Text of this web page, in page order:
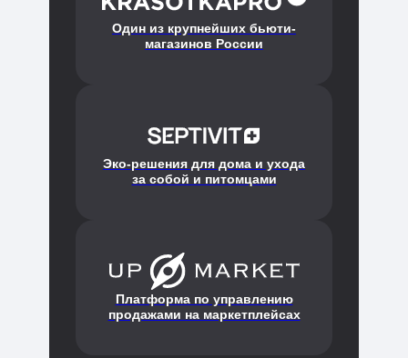
Один из крупнейших бьюти-
магазинов России
Эко-решения для дома и ухода
за собой и питомцами
Платформа по управлению
продажами на маркетплейсах